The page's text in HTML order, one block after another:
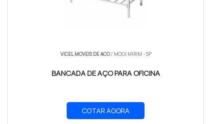
VICEL MOVEIS DE ACO/ MOGI MIRIM - SP
BANCADA DE AÇO PARA OFICINA
COTAR AGORA